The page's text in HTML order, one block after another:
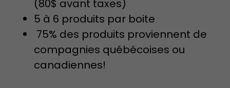
(80$ avant taxes)
5 à 6 produits par boite
75% des produits proviennent de
compagnies québécoises ou
canadiennes!